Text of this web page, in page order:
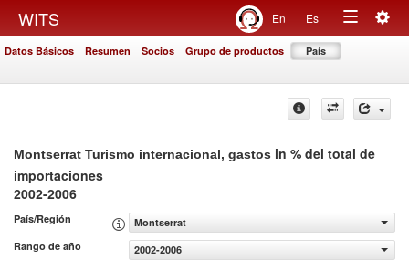
WITS En Es
Toggle
Datos Básicos Resumen Socios Grupo de productos País
Montserrat Turismo internacional, gastos in % del total de
importaciones
2002-2006
País/Región
Montserrat
Rango de año
2002-2006